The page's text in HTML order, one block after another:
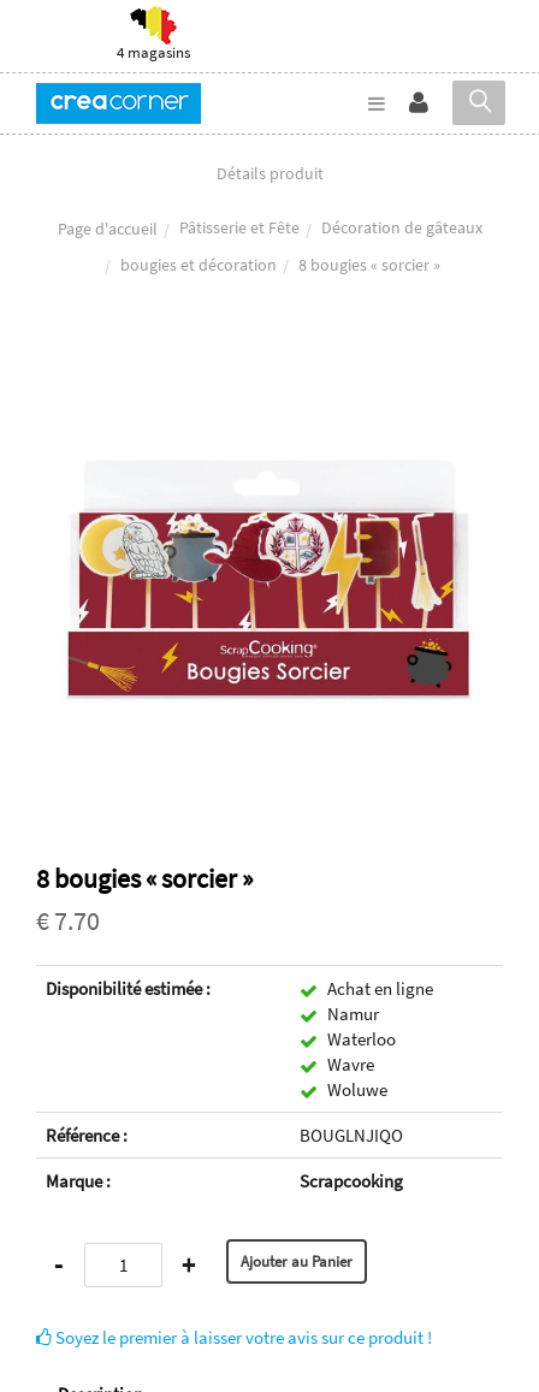
4 magasins
Détails produit
Page d'accueil Pâtisserie et Fête
Décoration de gâteaux
bougies et décoration
8 bougies « sorcier »
8 bougies « sorcier »
€ 7.70
Disponibilité estimée :
Achat en ligne
Namur
Waterloo
Wavre
Woluwe
Référence :
BOUGLNJIQO
Marque :
Scrapcooking
- +
Soyez le premier à laisser votre avis sur ce produit !